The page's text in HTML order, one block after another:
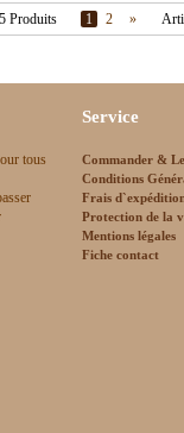
Produits 1 2 »
tous
Service
Commander &
Conditions
Frais
Protection de la
Mentions légales
Fiche contact